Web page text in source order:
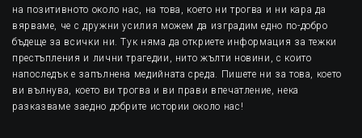
на позитивното около нас, на това, което ни трогва и ни кара да
вярваме, че с дружни усилия можем да изградим едно по-добро
бъдеще за всички ни. Тук няма да откриете информация за тежки
престъпления и лични трагедии, нито жълти новини, с които
напоследък е запълнена медийната среда. Пишете ни за това, което
ви вълнува, което ви трогва и ви прави впечатление, нека
разказваме заедно добрите истории около нас!